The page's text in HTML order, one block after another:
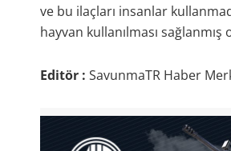
ve bu ilaçları insanlar
hayvan kullanılması
Editör : SavunmaTR Haber